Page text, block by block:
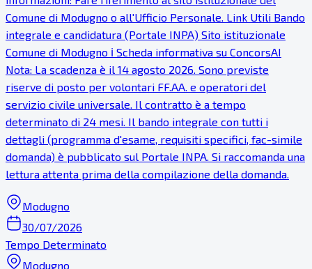
Comune di Modugno o all'Ufficio Personale. Link Utili Bando
integrale e candidatura (Portale INPA) Sito istituzionale
Comune di Modugno ℹ Scheda informativa su ConcorsAI
Nota: La scadenza è il 14 agosto 2026. Sono previste
riserve di posto per volontari FF.AA. e operatori del
servizio civile universale. Il contratto è a tempo
determinato di 24 mesi. Il bando integrale con tutti i
dettagli (programma d'esame, requisiti specifici, fac-simile
domanda) è pubblicato sul Portale INPA. Si raccomanda una
lettura attenta prima della compilazione della domanda.
Modugno
30/07/2026
Tempo Determinato
Modugno